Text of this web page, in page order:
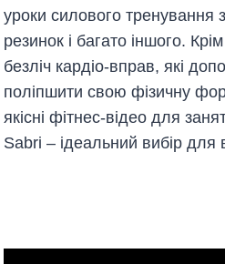
уроки силового тренування
резинок і багато іншого.
безліч кардіо-вправ, які
поліпшити свою фізичну
якісні фітнес-відео для
Sabri – ідеальний вибір для